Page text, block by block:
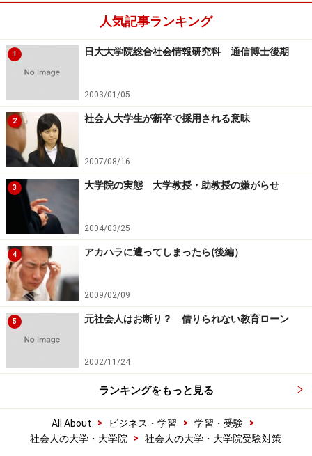
人気記事ランキング
1 日大大学院総合社会情報研究科 通信博士後期
2003/01/05
2 社会人大学生が新卒で採用される意味
2007/08/16
3 大学院の実態 大学教授・助教授の嫌がらせ
2004/03/25
4 アカハラに遭ってしまったら(後編）
2009/02/09
5 元社会人はお断り？ 借りられない教育ローン
2002/11/24
ランキングをもっと見る
All About > ビジネス・学習 > 学習・受験
>
社会人の大学・大学院
> 社会人の大学・大学院受験対策